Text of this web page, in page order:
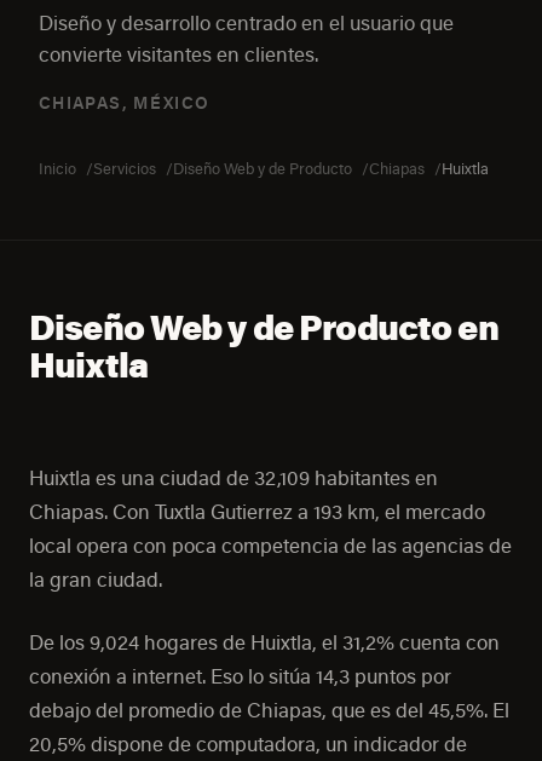
Diseño y desarrollo centrado en el usuario que
convierte visitantes en clientes.
CHIAPAS, MÉXICO
Inicio Servicios Diseño Web y de Producto Chiapas Huixtla
Diseño Web y de Producto en
Huixtla
Huixtla es una ciudad de 32,109 habitantes en
Chiapas. Con Tuxtla Gutierrez a 193 km, el mercado
local opera con poca competencia de las agencias de
la gran ciudad.
De los 9,024 hogares de Huixtla, el 31,2% cuenta con
conexión a internet. Eso lo sitúa 14,3 puntos por
debajo del promedio de Chiapas, que es del 45,5%. El
20,5% dispone de computadora, un indicador de